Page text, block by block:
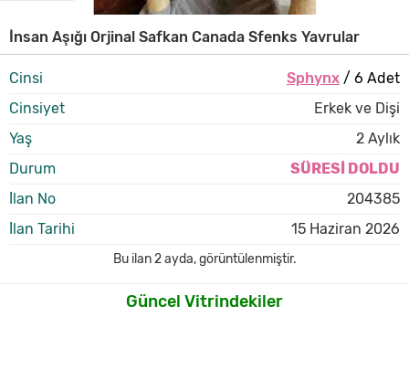
İnsan Aşığı Orjinal Safkan Canada Sfenks Yavrular
Cinsi Sphynx/ 6 Adet
Cinsiyet
Erkek ve Dişi
Yaş
2 Aylık
Durum
SÜRESİ DOLDU
İlan No
204385
İlan Tarihi
15 Haziran 2026
Bu ilan2 ayda,görüntülenmiştir.
Güncel Vitrindekiler